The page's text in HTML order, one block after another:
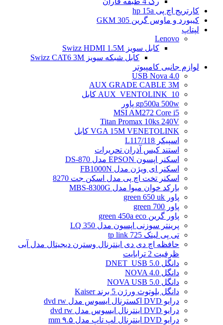
کارتریج اچ پی hp 15a
کیبورد و ماوس گرین GKM 305
لپتاپ
Lenovo
کابل سویز Swizz HDMI 1.5M
کابل شبکه سویز Swizz CAT6 3M
لوازم جانبی کامپیوتر
4.0 USB Nova
AUX GRADE CABLE 3M
AUX_VENTOLINK_10 کابل
gp500a 500w پاور
MSI AM272 Core i5
Titan Promax 10ks 240V
VGA 15M VENETOLINK کابل
اسپیکر L117/118
استند کیس آذران تحریرات
اسکنر اپسون EPSON مدل DS-870
اسکنر ای ویژن مدل FB1000N
اسکنر تخت اچ پی مدل اسکن جت 8270
بارکد خوان میوا مدل MBS-8300G
پاور green 650 uk
پاور green 700
پاور گرین green 450a eco
پرینتر سوزنی اپسون مدل LQ 350
تی پی لینک tp link 725
حافظه اچ دی دی اینترنال وسترن دیجیتال مدل آبی
ظرفیت 2 ترابایت
دانگل DNET_USB 5.0
دانگل NOVA 4.0
دانگل NOVA USB 5.0
دانگل بلوتوث ورژن 5 برند Kaiser
درایو DVD اکسترنال ایسوس مدل dvd rw
درایو DVD اینترنال ایسوس مدل dvd rw
درایو DVD اینترنال لپ تاپ مدل ۹.۵ mm